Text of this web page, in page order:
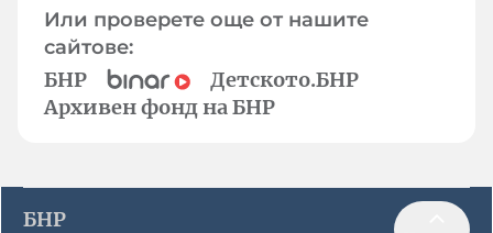
Или проверете още от нашите
сайтове:
БНР
Детското.БНР
Архивен фонд на БНР
БНР